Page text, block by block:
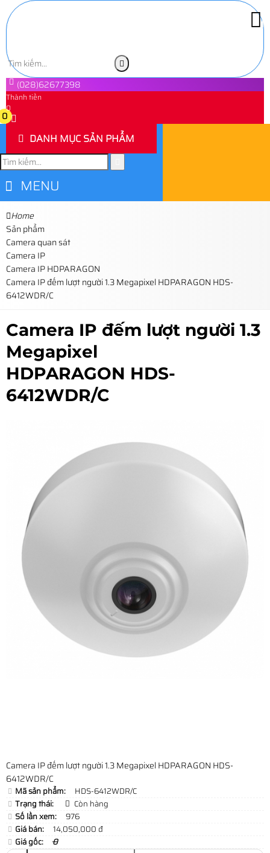
(028)62677398
Thành tiền
0
0
DANH MỤC SẢN PHẨM
MENU
Home
Sản phẩm
Camera quan sát
Camera IP
Camera IP HDPARAGON
Camera IP đếm lượt người 1.3 Megapixel HDPARAGON HDS-
6412WDR/C
Camera IP đếm lượt người 1.3
Megapixel
HDPARAGON HDS-
6412WDR/C
Camera IP đếm lượt người 1.3 Megapixel HDPARAGON HDS-
6412WDR/C
Mã sản phẩm:
HDS-6412WDR/C
Trạng thái:
Còn hàng
Số lần xem:
976
Giá bán:
14,050,000 đ
Giá gốc:
0